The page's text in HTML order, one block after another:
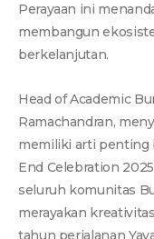
Perayaan ini
membangun
berkelanjutan.
Head of Academic
Ramachandran,
memiliki arti penting
End Celebration
seluruh komunitas
merayakan
tahun perjalanan